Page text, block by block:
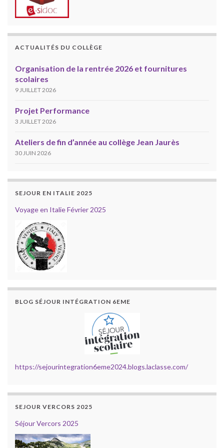
ACTUALITÉS DU COLLÈGE
Organisation de la rentrée 2026 et fournitures
scolaires
9 JUILLET 2026
Projet Performance
3 JUILLET 2026
Ateliers de fin d’année au collège Jean Jaurès
30 JUIN 2026
SEJOUR EN ITALIE 2025
Voyage en Italie Février 2025
BLOG SÉJOUR INTÉGRATION 6EME
https://sejourintegration6eme2024.blogs.laclasse.com/
SEJOUR VERCORS 2025
Séjour Vercors 2025